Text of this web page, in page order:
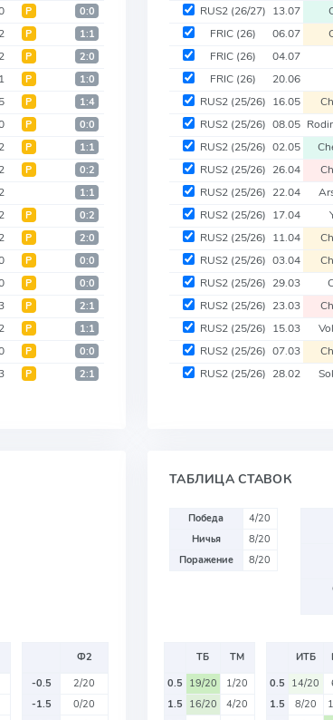
Р 0:0
2 Р 1:1
2 Р 2:0
1 Р 1:0
5 Р 1:4
Р 0:0
2 Р 1:1
2 Р 0:2
2 1:1
2 Р 0:2
2 Р 2:0
Р 0:0
Р 0:0
Р 2:1
2 Р 1:1
Р 0:0
Р 2:1
Ф2
-0.5
2/20
-1.5
0/20
RUS2 (26/27) 13.07
FRIC (26) 06.07
FRIC (26) 04.07
FRIC (26) 20.06
RUS2 (25/26) 16.05
RUS2 (25/26) 08.05
RUS2 (25/26) 02.05
RUS2 (25/26) 26.04
RUS2 (25/26) 22.04
RUS2 (25/26) 17.04
RUS2 (25/26) 11.04
RUS2 (25/26) 03.04
RUS2 (25/26) 29.03
RUS2 (25/26) 23.03
RUS2 (25/26) 15.03
RUS2 (25/26) 07.03
RUS2 (25/26) 28.02
ТАБЛИЦА СТАВОК
Победа
4/20
Ничья
8/20
Поражение
8/20
ТБ
ТМ
0.5 19/20
1/20
1.5 16/20
4/20
ИТБ
0.5 14/20
1.5
8/20